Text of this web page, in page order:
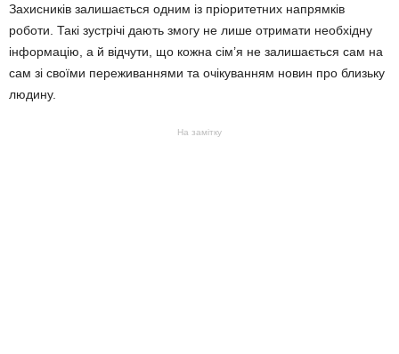
Захисників залишається одним із пріоритетних напрямків
роботи. Такі зустрічі дають змогу не лише отримати необхідну
інформацію, а й відчути, що кожна сім’я не залишається сам на
сам зі своїми переживаннями та очікуванням новин про близьку
людину.
На замітку